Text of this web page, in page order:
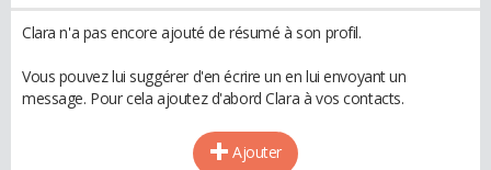
Clara n'a pas encore ajouté de résumé à son profil.
Vous pouvez lui suggérer d'en écrire un en lui envoyant un
message. Pour cela ajoutez d'abord Clara à vos contacts.
Ajouter